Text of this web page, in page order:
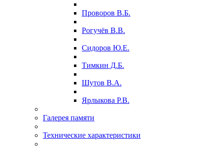
Проворов В.Б.
Рогучёв В.В.
Сидоров Ю.Е.
Тимкин Д.Б.
Шутов В.А.
Ярлыкова Р.В.
Галерея памяти
Технические характеристики